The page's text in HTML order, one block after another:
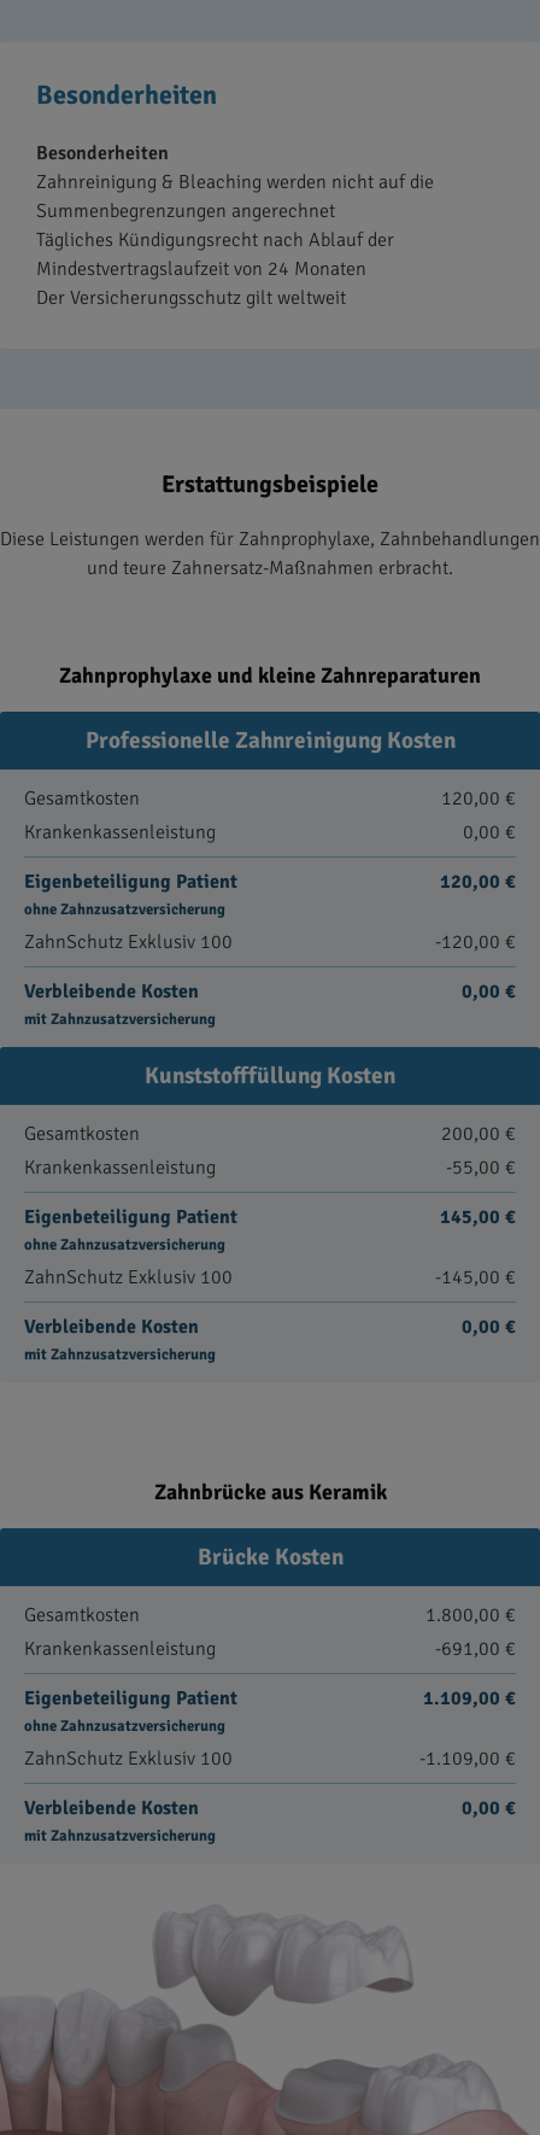
Besonderheiten
Besonderheiten
Zahnreinigung & Bleaching werden nicht auf die
Summenbegrenzungen angerechnet
Tägliches Kündigungsrecht nach Ablauf der
Mindestvertragslaufzeit von 24 Monaten
Der Versicherungsschutz gilt weltweit
Erstattungsbeispiele
Diese Leistungen werden für Zahnprophylaxe, Zahnbehandlungen
und teure Zahnersatz-Maßnahmen erbracht.
Zahnprophylaxe und kleine Zahnreparaturen
Professionelle Zahnreinigung Kosten
Gesamtkosten
120,00 €
Krankenkassenleistung
0,00 €
Eigenbeteiligung Patient
ohne Zahnzusatzversicherung
120,00 €
ZahnSchutz Exklusiv 100 -120,00 €
Verbleibende Kosten
mit Zahnzusatzversicherung
0,00 €
Kunststofffüllung Kosten
Gesamtkosten
200,00 €
Krankenkassenleistung
-55,00 €
Eigenbeteiligung Patient
ohne Zahnzusatzversicherung
145,00 €
ZahnSchutz Exklusiv 100 -145,00 €
Verbleibende Kosten
mit Zahnzusatzversicherung
0,00 €
Zahnbrücke aus Keramik
Brücke Kosten
Gesamtkosten
1.800,00 €
Krankenkassenleistung
-691,00 €
Eigenbeteiligung Patient
ohne Zahnzusatzversicherung
1.109,00 €
ZahnSchutz Exklusiv 100 -1.109,00 €
Verbleibende Kosten
mit Zahnzusatzversicherung
0,00 €